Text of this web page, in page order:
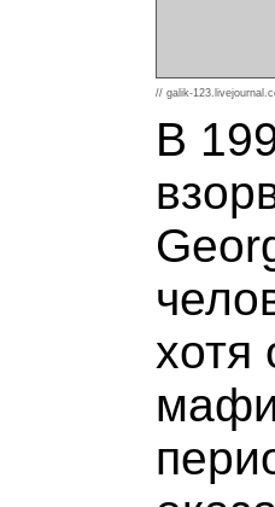
// galik-
В
хотя